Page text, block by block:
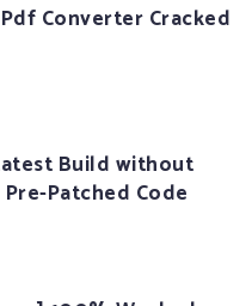
Converter Cracked
Build without
Patched Code